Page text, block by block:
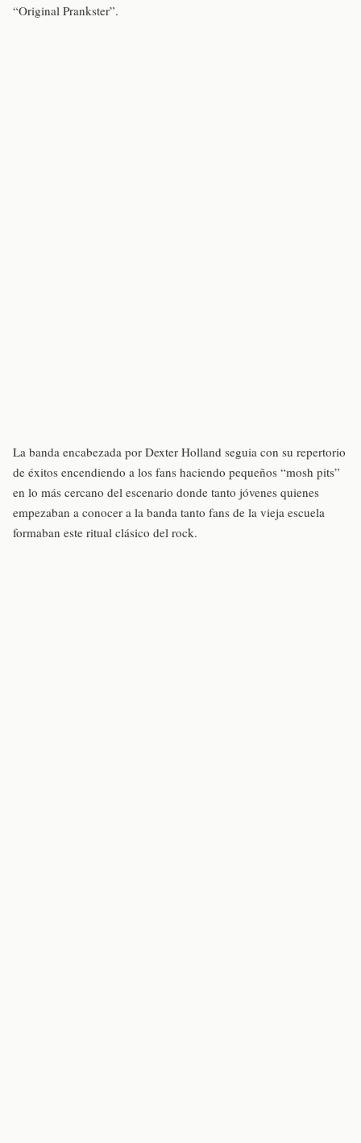
“Original Prankster”.
La banda encabezada por Dexter Holland seguia con su repertorio
de éxitos encendiendo a los fans haciendo pequeños “mosh pits”
en lo más cercano del escenario donde tanto jóvenes quienes
empezaban a conocer a la banda tanto fans de la vieja escuela
formaban este ritual clásico del rock.